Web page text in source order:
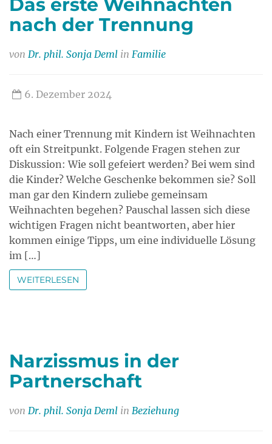
Das erste Weihnachten
nach der Trennung
von Dr. phil. Sonja Deml in Familie
6. Dezember 2024
Nach einer Trennung mit Kindern ist Weihnachten
oft ein Streitpunkt. Folgende Fragen stehen zur
Diskussion: Wie soll gefeiert werden? Bei wem sind
die Kinder? Welche Geschenke bekommen sie? Soll
man gar den Kindern zuliebe gemeinsam
Weihnachten begehen? Pauschal lassen sich diese
wichtigen Fragen nicht beantworten, aber hier
kommen einige Tipps, um eine individuelle Lösung
im […]
WEITERLESEN
Narzissmus in der
Partnerschaft
von Dr. phil. Sonja Deml in Beziehung